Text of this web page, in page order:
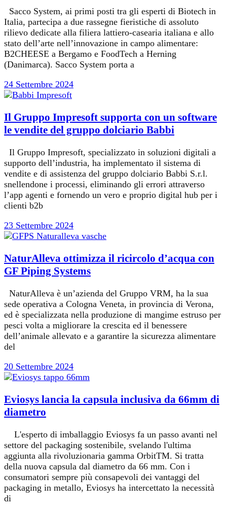
Sacco System, ai primi posti tra gli esperti di Biotech in
Italia, partecipa a due rassegne fieristiche di assoluto
rilievo dedicate alla filiera lattiero-casearia italiana e allo
stato dell’arte nell’innovazione in campo alimentare:
B2CHEESE a Bergamo e FoodTech a Herning
(Danimarca). Sacco System porta a
24 Settembre 2024
Il Gruppo Impresoft supporta con un software
le vendite del gruppo dolciario Babbi
Il Gruppo Impresoft, specializzato in soluzioni digitali a
supporto dell’industria, ha implementato il sistema di
vendite e di assistenza del gruppo dolciario Babbi S.r.l.
snellendone i processi, eliminando gli errori attraverso
l’app agenti e fornendo un vero e proprio digital hub per i
clienti b2b
23 Settembre 2024
NaturAlleva ottimizza il ricircolo d’acqua con
GF Piping Systems
NaturAlleva è un’azienda del Gruppo VRM, ha la sua
sede operativa a Cologna Veneta, in provincia di Verona,
ed è specializzata nella produzione di mangime estruso per
pesci volta a migliorare la crescita ed il benessere
dell’animale allevato e a garantire la sicurezza alimentare
del
20 Settembre 2024
Eviosys lancia la capsula inclusiva da 66mm di
diametro
L'esperto di imballaggio Eviosys fa un passo avanti nel
settore del packaging sostenibile, svelando l'ultima
aggiunta alla rivoluzionaria gamma OrbitTM. Si tratta
della nuova capsula dal diametro da 66 mm. Con i
consumatori sempre più consapevoli dei vantaggi del
packaging in metallo, Eviosys ha intercettato la necessità
di